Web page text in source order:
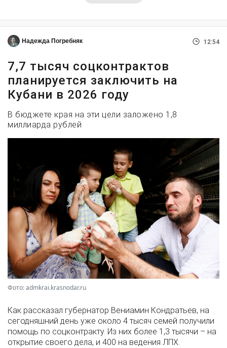
Надежда Погребняк 12:54
7,7 тысяч соцконтрактов
планируется заключить на
Кубани в 2026 году
В бюджете края на эти цели заложено 1,8
миллиарда рублей
Фото: admkrai.krasnodar.ru
Как рассказал губернатор Вениамин Кондратьев, на
сегодняшний день уже около 4 тысяч семей получили
помощь по соцконтракту. Из них более 1,3 тысячи – на
открытие своего дела, и 400 на ведения ЛПХ.